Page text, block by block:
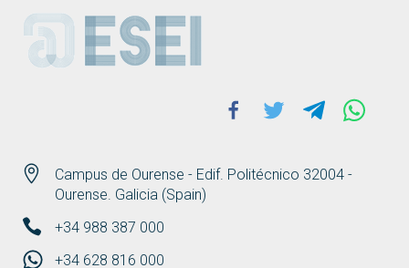
ESEI
Campus de Ourense - Edif. Politécnico 32004 -
Ourense. Galicia (Spain)
+34 988 387 000
+34 628 816 000
Facebook
Twitter Telegram